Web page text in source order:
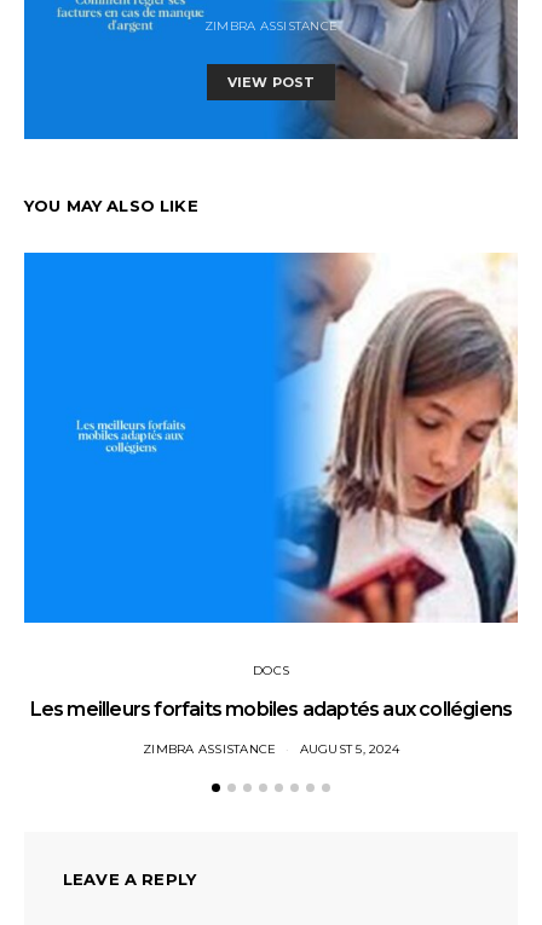
ZIMBRA ASSISTANCE
VIEW POST
YOU MAY ALSO LIKE
DOCS
Les meilleurs forfaits mobiles adaptés aux collégiens
ZIMBRA ASSISTANCE AUGUST 5, 2024
LEAVE A REPLY